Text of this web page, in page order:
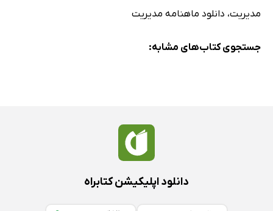
مدیریت، دانلود ماهنامه مدیریت
جستجوی کتاب‌های مشابه:
دانلود اپلیکیشن کتابراه